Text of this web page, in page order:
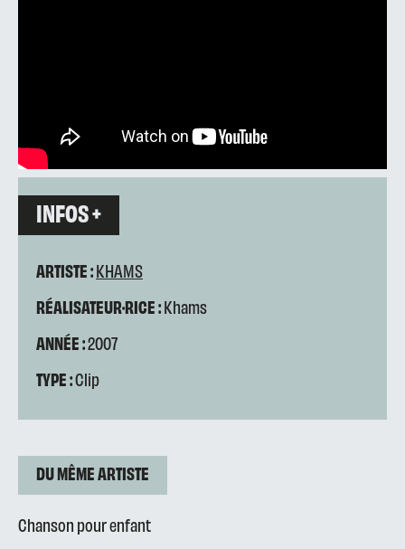
INFOS +
ARTISTE :KHAMS
RÉALISATEUR·RICE :Khams
ANNÉE :2007
TYPE :Clip
DU MÊME ARTISTE
Chanson pour enfant